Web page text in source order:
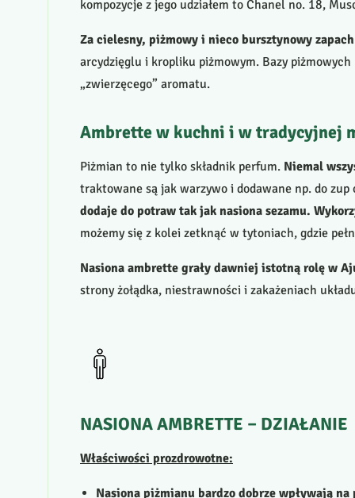
kompozycje z jego udziałem to Chanel no. 18,
Za cielesny, piżmowy i nieco bursztynowy
arcydzięglu i kropliku piżmowym. Bazy
„zwierzęcego” aromatu.
Ambrette w kuchni i w tradycyjnej
Piżmian to nie tylko składnik perfum. Niemal
traktowane są jak warzywo i dodawane np. do
dodaje do potraw tak jak nasiona sezamu.
możemy się z kolei zetknąć w tytoniach, gdzie
Nasiona ambrette grały dawniej istotną rolę w
strony żołądka, niestrawności i zakażeniach
NASIONAAMBRETTE – DZIAŁANIE
Właściwości prozdrowotne:
Nasiona piżmianu bardzo dobrze wpływają